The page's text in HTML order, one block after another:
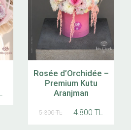
Rosée d’Orchidée –
Premium Kutu
Aranjman
5.300 TL 4.800 TL